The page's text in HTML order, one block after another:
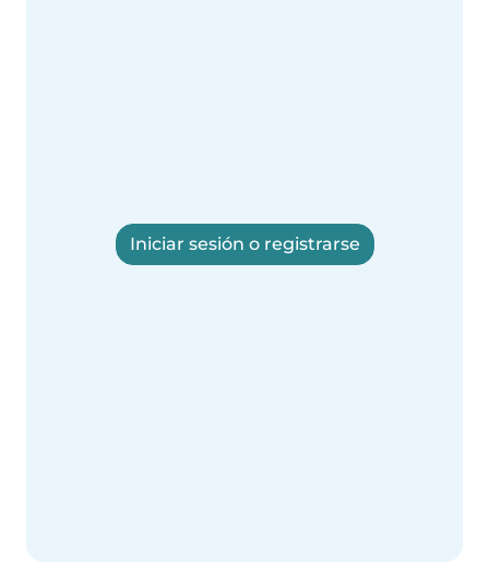
Iniciar sesión o registrarse